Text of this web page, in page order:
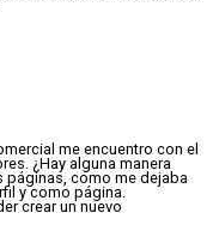
me encuentro con el
¿Hay alguna manera
páginas, como me dejaba
y como página.
crear un nuevo